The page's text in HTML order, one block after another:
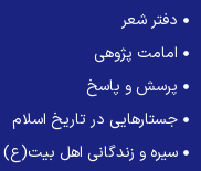
دفتر شعر
امامت پژوهی
پرسش و پاسخ
جستارهایی در تاریخ اسلام
سیره و زندگانی اهل بیت(ع)